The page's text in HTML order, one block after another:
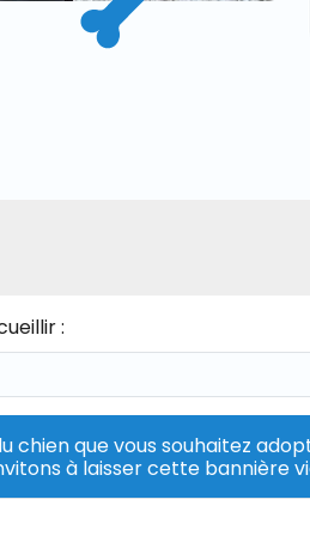
:
chien que vous souhaitez
à laisser cette bannière